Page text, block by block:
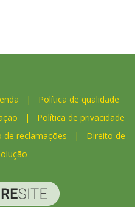
| Política de qualidade
| Política de privacidade
de reclamações | Direito de